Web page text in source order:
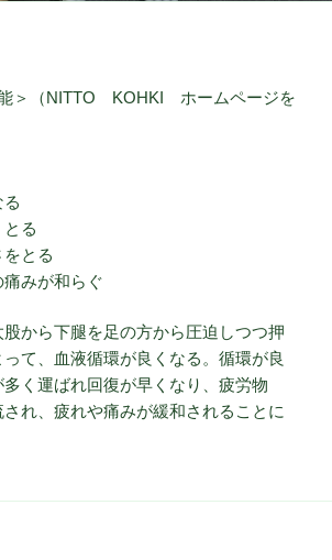
能＞（NITTO KOHKI ホームページを
る
とる
みが和らぐ
から下腿を足の方から圧迫しつつ押
って、血液循環が良くなる。循環が良
多く運ばれ回復が早くなり、疲労物
れ、疲れや痛みが緩和されることに